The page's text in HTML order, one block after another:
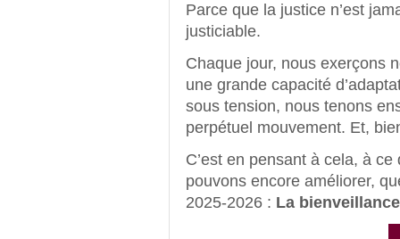
Parce que la justice n’est
justiciable.
Chaque jour, nous exerçons
une grande capacité
sous tension, nous tenons
perpétuel mouvement. Et,
C’est en pensant à cela, à
pouvons encore améliorer,
2025-2026 : La